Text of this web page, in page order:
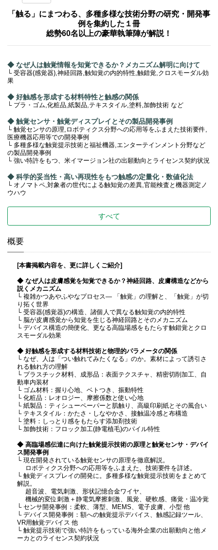
「触る」にまつわる、多種多様な技術分野の研究・開発事
例を集約した１冊
総勢60名以上の豪華執筆陣が解説！
◆ なぜ人は触覚情報を知覚できるか？メカニズム解明に向けて
└ 受容器(感覚器),神経回路,触知覚の内的特性,触錯覚,クロスモーダル効
果
◆ 好触感を形成する材料特性と触感の関係
└ プラ・ゴム,化粧品,紙製品,テキスタイル,塗料,加飾技術 など
◆ 触覚センサ・触覚ディスプレイとその製品開発事例
└ 触覚センサの原理,ロボティクス分野への応用等をふまえた技術要件,
医療機器応用等での開発事例
└ 多種多様な触覚提示技術と福祉機器,エンターテインメント分野など
の製品開発事例
└ 強い特許をもつ、米イマージョン社の出願動向とライセンス契約状況
◆ 科学的妥当性・高い再現性をもつ触感の定量化・数値化法
└ オノマトペ,対象者の世代による触知覚の差異,官能検査と機器測定ノ
ウハウ
すべて
概要
[本書掲載内容を、更に詳しくご紹介]
◆ なぜ人は皮膚感覚を知覚できるか？神経回路、皮膚構造などから
説くメカニズム
└ 複雑かつあやふやなプロセス― 「触覚」の理解と、「触覚」が切
り拓く世界
└ 受容器(感覚器)の構造、諸個人で異なる触知覚の内的特性
└ 脳が皮膚感覚から知覚を生じる神経回路とそのメカニズム
└ デバイス構造の簡便化、更なる高臨場感をもたらす触錯覚とクロ
スモーダル効果
◆ 好触感を形成する材料技術と物理的パラメータの関係
└ なぜ、人は「つい触れてみたくなる」のか。素材によって誘引さ
れる触れ方の理解
└ プラスチック材料、成形品：表面テクスチャ、精密切削加工、自
動車内装材
└ ゴム材料：握り心地、ベトつき、振動特性
└ 化粧品：レオロジー、摩擦係数と使い心地
└ 紙製品：ティシューペーパーと肌触り、高級印刷紙とその風合い
└ テキスタイル：かたさ・しなやかさ、接触温冷感と布構造
└ 塗料：しっとり感をもたらす添加剤技術
└ 加飾技術：フロック加工(静電植毛)のパイル特性
◆ 高臨場感伝達に向けた触覚提示技術の原理と触覚センサ・デバイ
ス開発事例
└ 現在開発されている触覚センサの原理を徹底解説。
ロボティクス分野への応用等をふまえた、技術要件を詳述。
└ 触覚ディスプレイの開発に。多種多様な触覚提示技術をまとめて
解説。
超音波、電気刺激、形状記憶合金ワイヤ、
機械的変位刺激＋静電気摩擦刺激、風覚、硬軟感、痛覚・温冷覚
└ センサ開発事例：柔軟、薄型、MEMS、電子皮膚、小型 他
└ デバイス開発事例：額への触覚提示デバイス、触感記録ツール、
VR用触覚デバイス 他
└ 触覚提示技術で強い特許をもっている海外企業の出願動向と他メ
ーカとのライセンス契約状況